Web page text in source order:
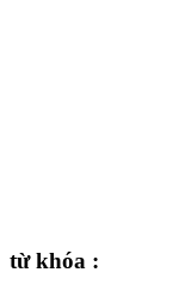
từ khóa :